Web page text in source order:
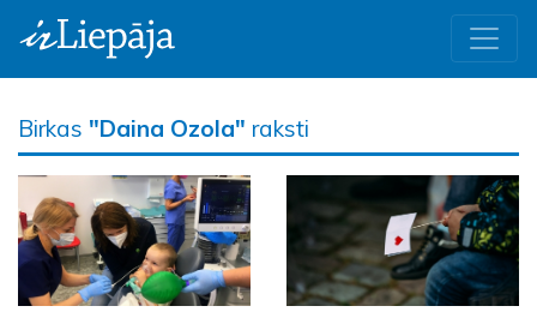
Birkas "Daina Ozola" raksti